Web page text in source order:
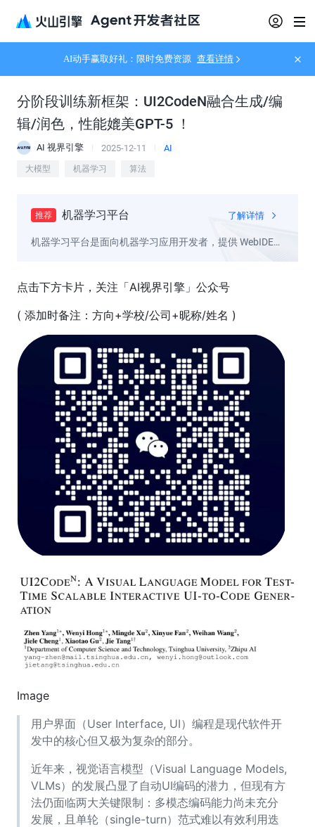
AI动手赢取好礼：限时免费资源 查看详情
分阶段训练新框架：UI2CodeN融合生成/编
辑/润色，性能媲美GPT-5 ！
AI 视界引擎 2025-12-11 AI
大模型 机器学习 算法
推荐 机器学习平台 了解详情
机器学习平台是面向机器学习应用开发者，提供 WebIDE
点击下方卡片，关注「AI视界引擎」公众号
( 添加时备注：方向+学校/公司+昵称/姓名 )
Image
用户界面（User Interface, UI）编程是现代软件开
发中的核心但又极为复杂的部分。
近年来，视觉语言模型（Visual Language Models,
VLMs）的发展凸显了自动UI编码的潜力，但现有方
法仍面临两大关键限制：多模态编码能力尚未充分
发展，且单轮（single-turn）范式难以有效利用迭